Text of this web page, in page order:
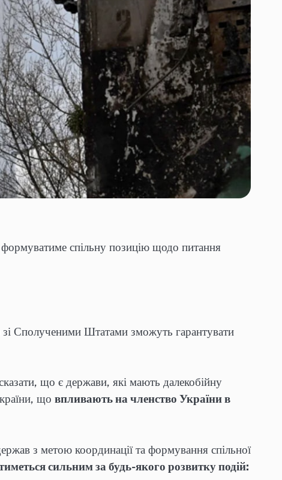
формуватиме спільну позицію щодо питання
зі Сполученими Штатами зможуть гарантувати
що є держави, які мають далекобійну
що впливають на членство України в
з метою координації та формування спільної
сильним за будь-якого розвитку подій: